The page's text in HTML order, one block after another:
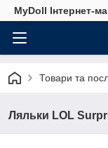
MyDoll Інтернет-
Товари та
Ляльки LOL